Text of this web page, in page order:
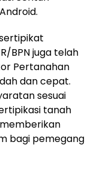
BPN juga telah
Pertanahan
dan cepat.
sesuai
tanah
bagi pemegang